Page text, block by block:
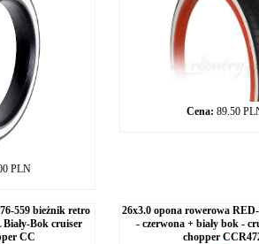
PLN
Cena: 89.50
559 bieżnik retro
Bok cruiser
CC
26x3.0 opona rowerowa
- czerwona + biały bok -
chopper